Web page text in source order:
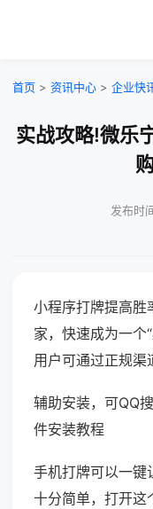
首页 > 资讯中心 > 企业快
实战攻略!微乐
发布时
小程序打牌提高胜
家，快速成为一个
用户可通过正规渠
辅助安装，可QQ
件安装教程
手机打牌可以一键
十分简单，打开这